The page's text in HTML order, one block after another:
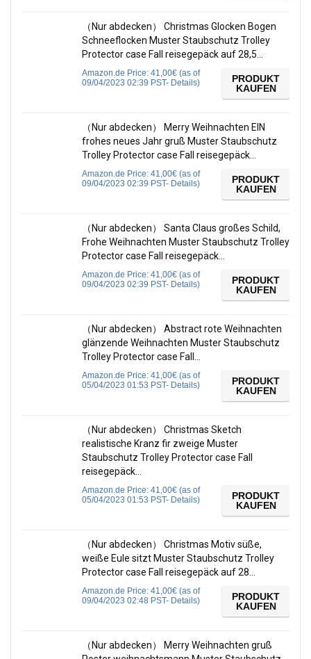
（Nur abdecken） Christmas Glocken Bogen
Schneeflocken Muster Staubschutz Trolley
Protector case Fall reisegepäck auf 28,5…
Amazon.de Price: 41,00€ (as of
09/04/2023 02:39 PST- Details)
PRODUKT
KAUFEN
（Nur abdecken） Merry Weihnachten EIN
frohes neues Jahr gruß Muster Staubschutz
Trolley Protector case Fall reisegepäck…
Amazon.de Price: 41,00€ (as of
09/04/2023 02:39 PST- Details)
PRODUKT
KAUFEN
（Nur abdecken） Santa Claus großes Schild,
Frohe Weihnachten Muster Staubschutz Trolley
Protector case Fall reisegepäck…
Amazon.de Price: 41,00€ (as of
09/04/2023 02:39 PST- Details)
PRODUKT
KAUFEN
（Nur abdecken） Abstract rote Weihnachten
glänzende Weihnachten Muster Staubschutz
Trolley Protector case Fall…
Amazon.de Price: 41,00€ (as of
05/04/2023 01:53 PST- Details)
PRODUKT
KAUFEN
（Nur abdecken） Christmas Sketch
realistische Kranz fir zweige Muster
Staubschutz Trolley Protector case Fall
reisegepäck…
Amazon.de Price: 41,00€ (as of
05/04/2023 01:53 PST- Details)
PRODUKT
KAUFEN
（Nur abdecken） Christmas Motiv süße,
weiße Eule sitzt Muster Staubschutz Trolley
Protector case Fall reisegepäck auf 28…
Amazon.de Price: 41,00€ (as of
09/04/2023 02:48 PST- Details)
PRODUKT
KAUFEN
（Nur abdecken） Merry Weihnachten gruß